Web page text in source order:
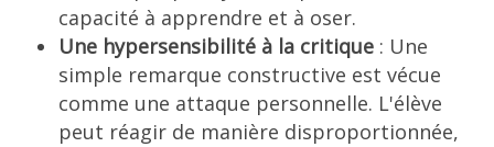
capacité à apprendre et à oser.
Une hypersensibilité à la critique : Une
simple remarque constructive est vécue
comme une attaque personnelle. L'élève
peut réagir de manière disproportionnée,